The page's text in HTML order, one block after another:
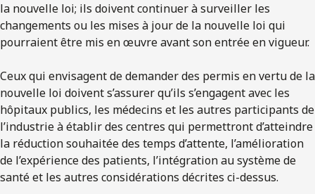
la nouvelle loi; ils doivent continuer à surveiller les
changements ou les mises à jour de la nouvelle loi qui
pourraient être mis en œuvre avant son entrée en vigueur.
Ceux qui envisagent de demander des permis en vertu de la
nouvelle loi doivent s’assurer qu’ils s’engagent avec les
hôpitaux publics, les médecins et les autres participants de
l’industrie à établir des centres qui permettront d’atteindre
la réduction souhaitée des temps d’attente, l’amélioration
de l’expérience des patients, l’intégration au système de
santé et les autres considérations décrites ci-dessus.